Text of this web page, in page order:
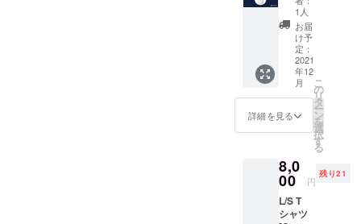
シャル
サイト
に支援
してい
ただい
た方の
名前 ※
支援
時、必
お名前
をご記
さい。
（※ニッ
も◯
【素
材】
100%
コット
ン 【サ
イズ】
口幅
38cm /
UEから
感謝の
セージ
付きの
✔︎ やわ
らかい
13ozデ
ニム素
材 ✔︎ ユ
ニセッ
クス ✔︎
A4サイ
ズ・
ノート
可能 ✔︎
タオル
や着替
えなど
アウト
1人
お届
け予
定：
2021
年12
月
詳細を見る
こ
の
リ
タ
ー
ン
を
選
択
す
る
8,0
00 円
残り21
L/S T
シャツ